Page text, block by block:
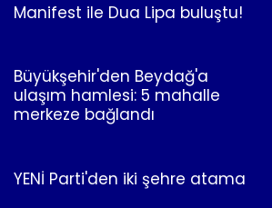
Manifest ile Dua Lipa buluştu!
Büyükşehir'den Beydağ'a
ulaşım hamlesi: 5 mahalle
merkeze bağlandı
YENİ Parti'den iki şehre atama